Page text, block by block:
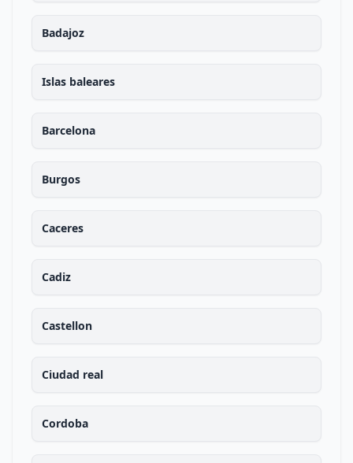
Badajoz
Islas baleares
Barcelona
Burgos
Caceres
Cadiz
Castellon
Ciudad real
Cordoba